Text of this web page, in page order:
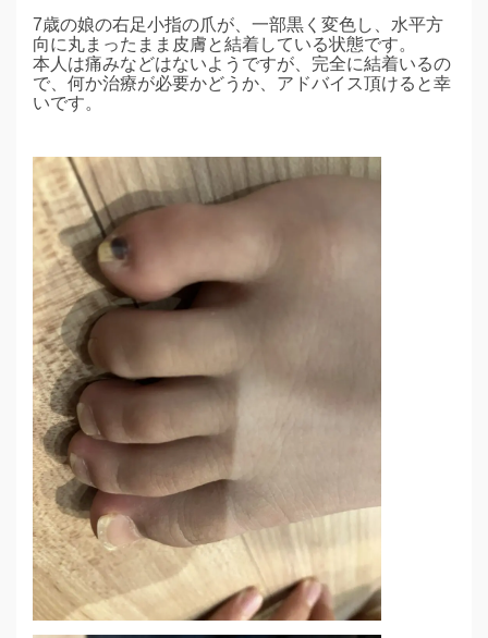
7歳の娘の右足小指の爪が、一部黒く変色し、水平方
向に丸まったまま皮膚と結着している状態です。
本人は痛みなどはないようですが、完全に結着いるの
で、何か治療が必要かどうか、アドバイス頂けると幸
いです。